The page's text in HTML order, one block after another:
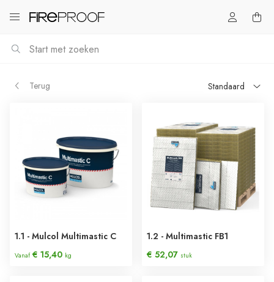
Terug Standaard
1.1 - Mulcol Multimastic C
Vanaf€ 15,40 kg
1.2 - Multimastic FB1
€ 52,07 stuk